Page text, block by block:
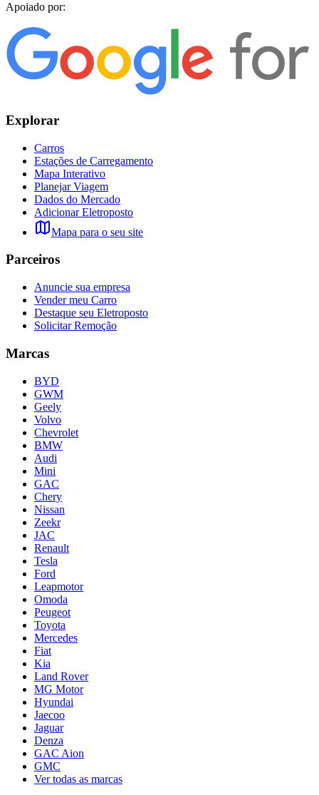
Apoiado por:
Explorar
Carros
Estações de Carregamento
Mapa Interativo
Planejar Viagem
Dados do Mercado
Adicionar Eletroposto
Mapa para o seu site
Parceiros
Anuncie sua empresa
Vender meu Carro
Destaque seu Eletroposto
Solicitar Remoção
Marcas
BYD
GWM
Geely
Volvo
Chevrolet
BMW
Audi
Mini
GAC
Chery
Nissan
Zeekr
JAC
Renault
Tesla
Ford
Leapmotor
Omoda
Peugeot
Toyota
Mercedes
Fiat
Kia
Land Rover
MG Motor
Hyundai
Jaecoo
Jaguar
Denza
GAC Aion
GMC
Ver todas as marcas